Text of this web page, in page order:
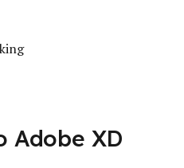
Adobe XD